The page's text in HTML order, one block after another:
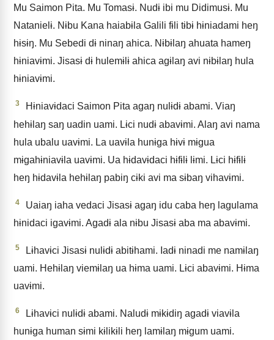
Mu Saimon Pita. Mu Tomasɨ. Nudɨ ibi mu Didimusɨ. Mu
Natanielɨ. Nɨbu Kana haiabɨla Galili fɨli tɨbɨ hɨniadami heŋ
hɨsɨŋ. Mu Sebedi dɨ ninaŋ ahica. Nɨbɨlaŋ ahuata hameŋ
hɨniavɨmi. Jisasɨ dɨ hulemɨlɨ ahica agɨlaŋ avi nɨbɨlaŋ hula
hɨniavɨmi.
3
Hɨniavɨdaci Saimon Pita agaŋ nulɨdɨ abami. Viaŋ
hehɨlaŋ saŋ uadin uami. Lɨci nudɨ abavɨmi. Alaŋ avi nama
hula ubalu uavɨmi. La uavɨla hunɨga hɨvɨ mɨgua
mɨgahɨniavɨla uavɨmi. Ua hɨdavɨdaci hɨfɨlɨ lɨmi. Lɨci hɨfɨlɨ
heŋ hɨdavɨla hehɨlaŋ pabiŋ cɨki avi ma sɨbaŋ vihavɨmi.
4
Uaiaŋ iaha vedaci Jisasɨ agaŋ idu caba heŋ lagulama
hɨnidaci igavɨmi. Agadɨ ala nɨbu Jisasɨ aba ma abavɨmi.
5
Lɨhavɨci Jisasɨ nulɨdɨ abitɨhami. Iadɨ ninadi me namɨlaŋ
uami. Hehɨlaŋ viemɨlaŋ ua hɨma uami. Lɨci abavɨmi. Hɨma
uavɨmi.
6
Lɨhavɨci nulɨdɨ abami. Naludɨ mɨkɨdiŋ agadɨ viavɨla
hunɨga human sɨmi kɨlikɨli heŋ lamɨlaŋ mɨgum uami.